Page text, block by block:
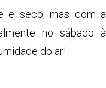
e seco, mas com a
no sábado à
do ar!